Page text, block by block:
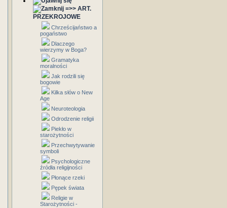
=>> ART.
PRZEKROJOWE
Chrześcijaństwo a
pogaństwo
Dlaczego
wierzymy w Boga?
Gramatyka
moralności
Jak rodzili się
bogowie
Kilka słów o New
Age
Neuroteologia
Odrodzenie religii
Piekło w
starożytności
Przechwytywanie
symboli
Psychologiczne
źródła religijności
Płonące rzeki
Pępek świata
Religie w
Starożytności -